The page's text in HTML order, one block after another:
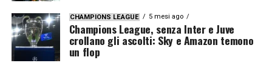
CHAMPIONS LEAGUE 5 mesi ago
Champions League, senza Inter e Juve
crollano gli ascolti: Sky e Amazon temono
un flop